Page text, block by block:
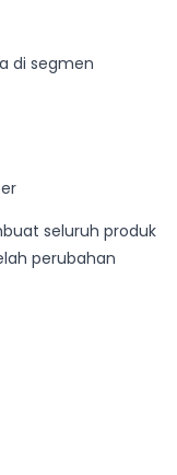
di segmen
seluruh produk
perubahan